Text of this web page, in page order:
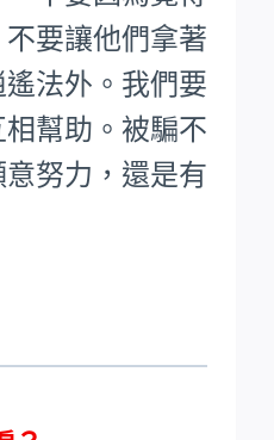
要讓他們拿著
法外。 我們要
幫助。被騙不
努力，還是有